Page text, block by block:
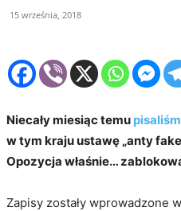
15 września, 2018
Niecały miesiąc temu
w tym kraju ustawę „anty
Opozycja właśnie…
Zapisy zostały wprowadzone